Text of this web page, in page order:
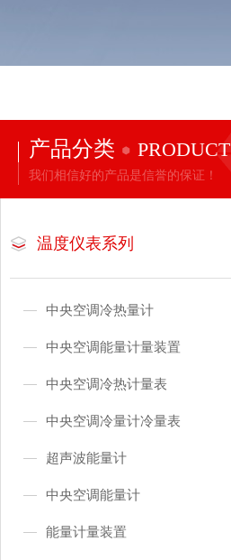
产品分类 PRODUCT
我们相信好的产品是信誉的保证！
温度仪表系列
中央空调冷热量计
中央空调能量计量装置
中央空调冷热计量表
中央空调冷量计冷量表
超声波能量计
中央空调能量计
能量计量装置